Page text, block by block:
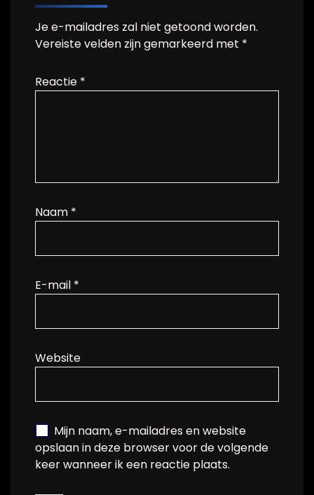
Je e-mailadres zal niet getoond worden.
Vereiste velden zijn gemarkeerd met *
Reactie *
Naam *
E-mail *
Website
Mijn naam, e-mailadres en website
opslaan in deze browser voor de volgende
keer wanneer ik een reactie plaats.